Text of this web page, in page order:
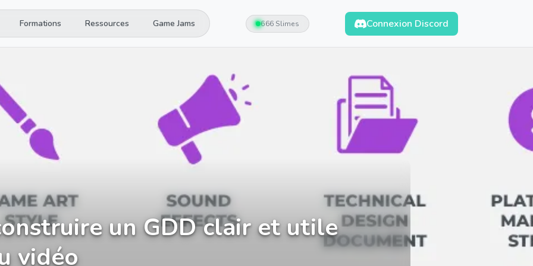
Formations Ressources Game Jams 666 Slimes Connexion Discord
un GDD clair et utile
vidéo